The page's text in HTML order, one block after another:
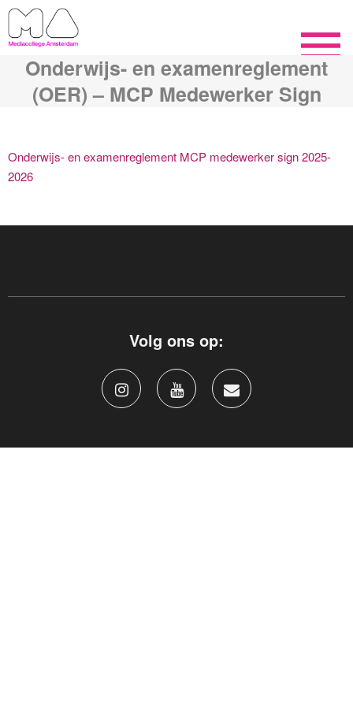
Onderwijs- en examenreglement
(OER) – MCP Medewerker Sign
Onderwijs- en examenreglement MCP medewerker sign 2025-
2026
Volg ons op: